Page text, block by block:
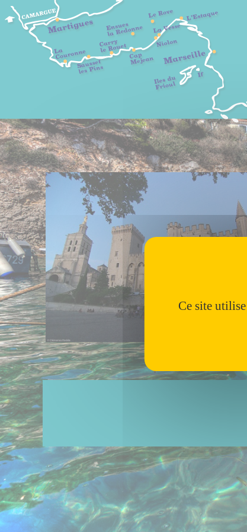
Panneau de gestion des cookies
Ce site